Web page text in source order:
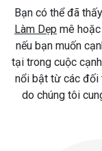
Bạn có thể đã
Làm Dẹp mê
nếu bạn muốn
tại trong cuộc
nổi bật từ các đối
do chúng tôi